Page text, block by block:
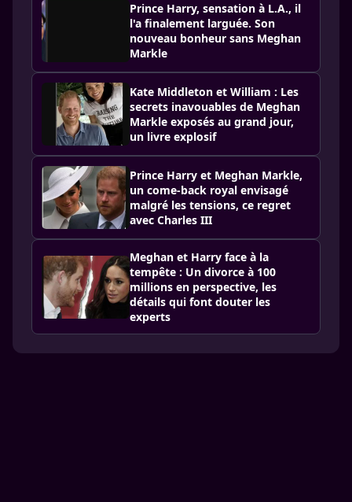
Prince Harry, sensation à L.A., il
l'a finalement larguée. Son
nouveau bonheur sans Meghan
Markle
Kate Middleton et William : Les
secrets inavouables de Meghan
Markle exposés au grand jour,
un livre explosif
Prince Harry et Meghan Markle,
un come-back royal envisagé
malgré les tensions, ce regret
avec Charles III
Meghan et Harry face à la
tempête : Un divorce à 100
millions en perspective, les
détails qui font douter les
experts